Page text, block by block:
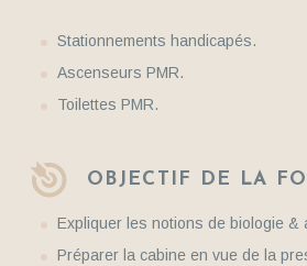
Stationnements handicapés.
Ascenseurs PMR.
Toilettes PMR.
OBJECTIF DE LA
Expliquer les notions de biologie &
Préparer la cabine en vue de la